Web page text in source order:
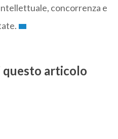
concorrenza e
questo articolo